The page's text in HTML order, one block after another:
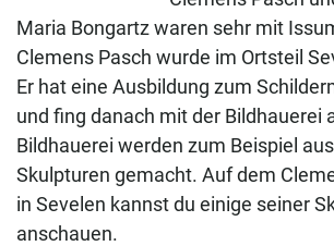
Maria Bongartz waren sehr mit
Clemens Pasch wurde im Ortsteil
Er hat eine Ausbildung zum
und fing danach mit der Bildhauerei
Bildhauerei werden zum Beispiel
Skulpturen gemacht. Auf dem
in Sevelen kannst du einige seiner
anschauen.